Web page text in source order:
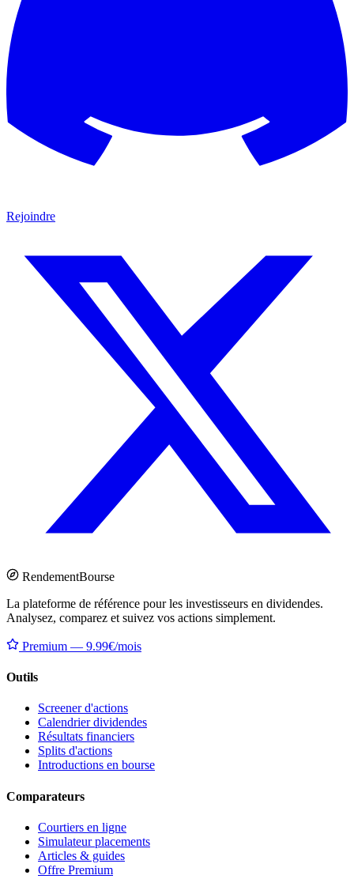
Rejoindre
RendementBourse
La plateforme de référence pour les investisseurs en dividendes.
Analysez, comparez et suivez vos actions simplement.
Premium — 9.99€/mois
Outils
Screener d'actions
Calendrier dividendes
Résultats financiers
Splits d'actions
Introductions en bourse
Comparateurs
Courtiers en ligne
Simulateur placements
Articles & guides
Offre Premium